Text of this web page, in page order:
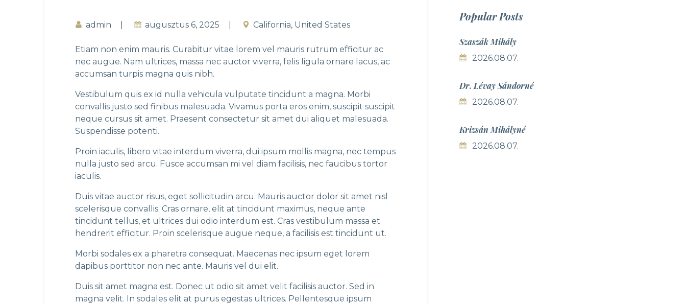
admin augusztus 6, 2025 California, United States
Etiam non enim mauris. Curabitur vitae lorem vel mauris rutrum efficitur ac
nec augue. Nam ultrices, massa nec auctor viverra, felis ligula ornare lacus, ac
accumsan turpis magna quis nibh.
Vestibulum quis ex id nulla vehicula vulputate tincidunt a magna. Morbi
convallis justo sed finibus malesuada. Vivamus porta eros enim, suscipit suscipit
neque cursus sit amet. Praesent consectetur sit amet dui aliquet malesuada.
Suspendisse potenti.
Proin iaculis, libero vitae interdum viverra, dui ipsum mollis magna, nec tempus
nulla justo sed arcu. Fusce accumsan mi vel diam facilisis, nec faucibus tortor
iaculis.
Duis vitae auctor risus, eget sollicitudin arcu. Mauris auctor dolor sit amet nisl
scelerisque convallis. Cras ornare, elit at tincidunt maximus, neque ante
tincidunt tellus, et ultrices dui odio interdum est. Cras vestibulum massa et
hendrerit efficitur. Proin scelerisque augue neque, a facilisis est tincidunt ut.
Morbi sodales ex a pharetra consequat. Maecenas nec ipsum eget lorem
dapibus porttitor non nec ante. Mauris vel dui elit.
Duis sit amet magna est. Donec ut odio sit amet velit facilisis auctor. Sed in
magna velit. In sodales elit at purus egestas ultrices. Pellentesque ipsum
Popular Posts
Szaszák Mihály
2026.08.07.
Dr. Lévay Sándorné
2026.08.07.
Krizsán Mihályné
2026.08.07.